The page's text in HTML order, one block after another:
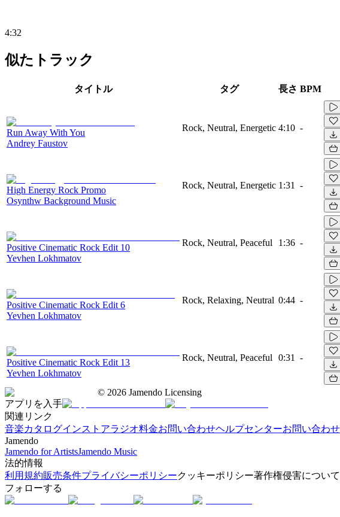
4:32
似たトラック
タイトル タグ 長さ BPM
Run Away With You
Andrey Faustov
Rock, Neutral, Energetic 4:10 -
High Energy Rock Promo
Osynthw Background Music
Rock, Neutral, Energetic 1:31 -
Positive Cinematic Rock Edit 10
Yevhen Lokhmatov
Rock, Neutral, Peaceful 1:36 -
Positive Cinematic Rock Edit 6
Yevhen Lokhmatov
Rock, Relaxing, Neutral 0:44 -
Positive Cinematic Rock Edit 13
Yevhen Lokhmatov
Rock, Neutral, Peaceful 0:31 -
© 2026 Jamendo Licensing
アプリを入手
関連リンク
音楽カタログインストアラジオ料金お問い合わせヘルプセンターお問い合わせ
Jamendo
Jamendo for ArtistsJamendo Music
法的情報
利用規約販売条件プライバシーポリシークッキーポリシー著作権侵害について
フォローする